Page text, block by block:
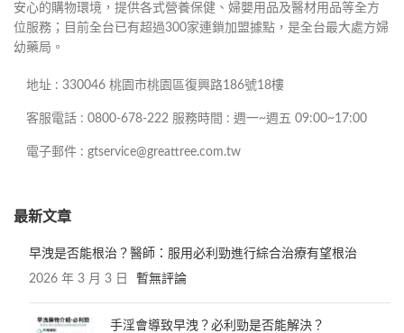
安心的購物環境，提供各式營養保健、婦嬰用品及醫材用品等全方
位服務；目前全台已有超過300家連鎖加盟據點，是全台最大處方婦
幼藥局。
地址 : 330046 桃園市桃園區復興路186號18樓
客服電話 : 0800-678-222 服務時間 : 週一~週五 09:00~17:00
電子郵件 : gtservice@greattree.com.tw
最新文章
早洩是否能根治？醫師：服用必利勁進行綜合治療有望根治
2026 年 3 月 3 日 暫無評論
手淫會導致早洩？必利勁是否能解決？